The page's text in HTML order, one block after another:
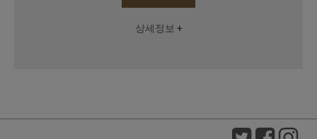
상세정보 +